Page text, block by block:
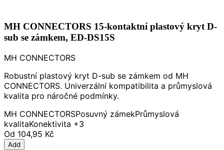
MH CONNECTORS 15-kontaktní plastový kryt D-
sub se zámkem, ED-DS15S
MH CONNECTORS
Robustní plastový kryt D-sub se zámkem od MH
CONNECTORS. Univerzální kompatibilita a průmyslová
kvalita pro náročné podmínky.
MH CONNECTORSPosuvný zámekPrůmyslová
kvalitaKonektivita +3
Od 104,95 Kč
Add